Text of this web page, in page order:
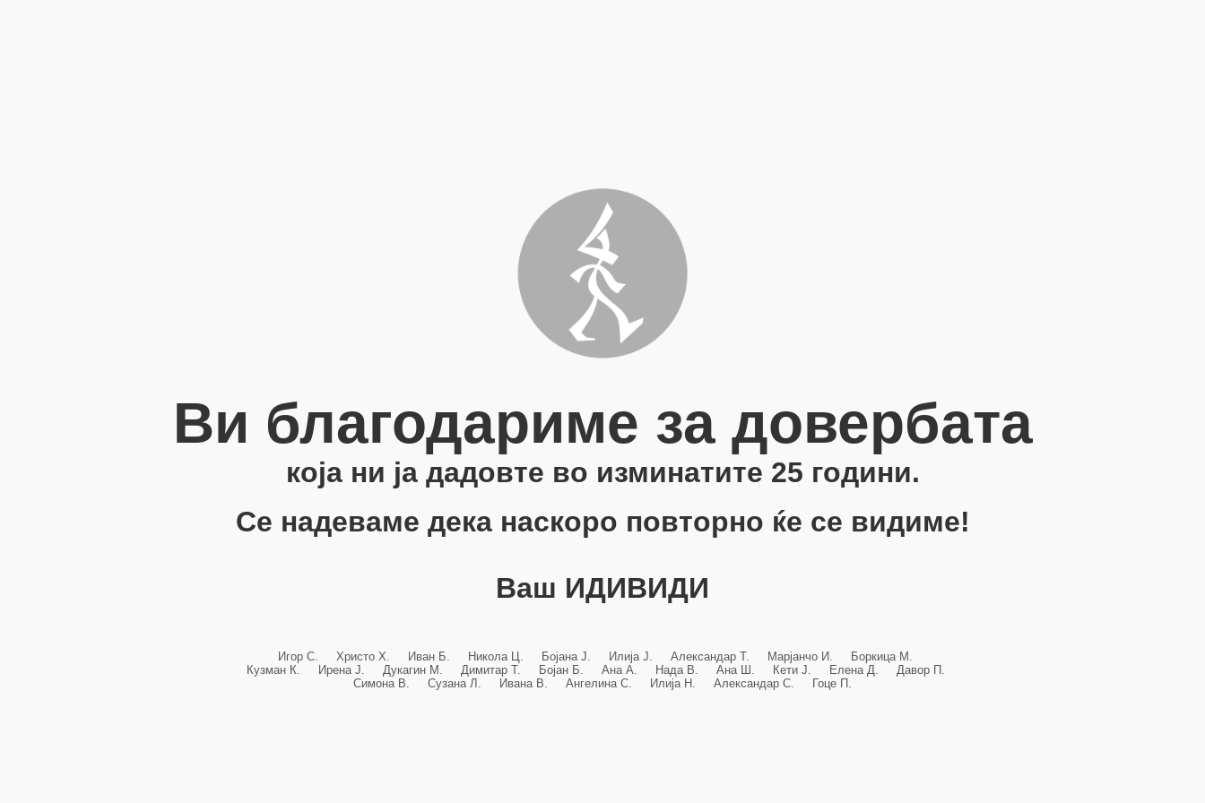
Ви благодариме за довербата
која ни ја дадовте во изминатите 25 години.
Се надеваме дека наскоро повторно ќе се видиме!
Ваш ИДИВИДИ
Игор С. Христо Х. Иван Б. Никола Ц. Бојана Ј. Илија Ј. Александар Т. Марјанчо И. Боркица М.
Кузман К. Ирена Ј. Дукагин М. Димитар Т. Бојан Б. Ана А. Нада В. Ана Ш. Кети Ј. Елена Д. Давор П.
Симона В. Сузана Л. Ивана В. Ангелина С. Илија Н. Александар С. Гоце П.